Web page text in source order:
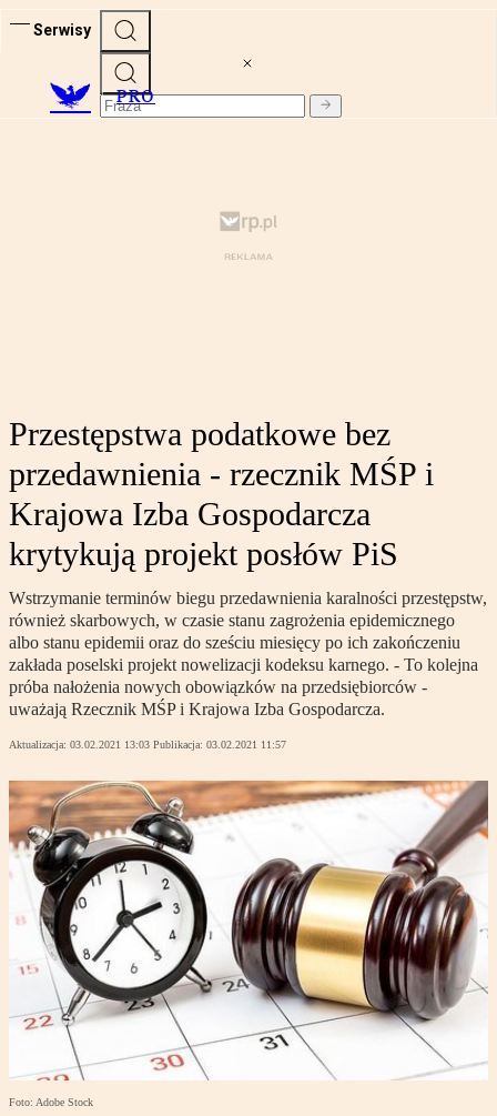
Serwisy
PRO
Przestępstwa podatkowe bez
przedawnienia - rzecznik MŚP i
Krajowa Izba Gospodarcza
krytykują projekt posłów PiS
Wstrzymanie terminów biegu przedawnienia karalności przestępstw,
również skarbowych, w czasie stanu zagrożenia epidemicznego
albo stanu epidemii oraz do sześciu miesięcy po ich zakończeniu
zakłada poselski projekt nowelizacji kodeksu karnego. - To kolejna
próba nałożenia nowych obowiązków na przedsiębiorców -
uważają Rzecznik MŚP i Krajowa Izba Gospodarcza.
Aktualizacja: 03.02.2021 13:03 Publikacja: 03.02.2021 11:57
Foto: Adobe Stock